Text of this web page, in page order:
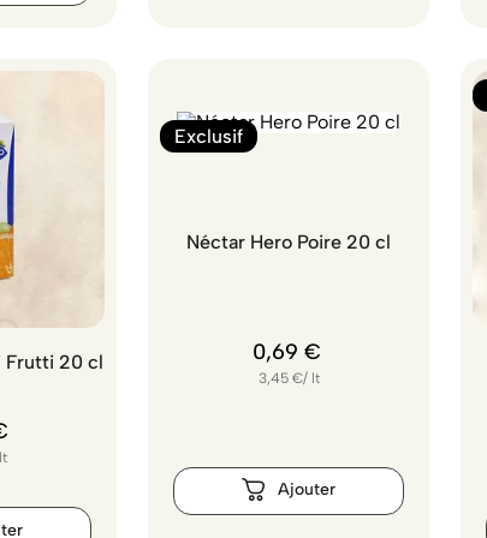
Frutti 20 cl
Exclusif
Néctar Hero Poire 20 cl
0,69 €
3,45 €/ lt